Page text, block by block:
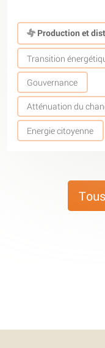
Production et
Transition
Gouvernance
Atténuation du
Energie citoyenne